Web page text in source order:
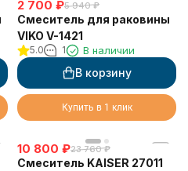
хит
2 700 ₽5 940 ₽
Смеситель для раковины
VIKO V-1421
5.0 1 В наличии
В корзину
Купить в 1 клик
10 800 ₽23 760 ₽
Смеситель KAISER 27011